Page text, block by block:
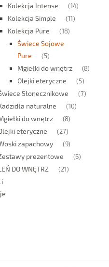
Kolekcja Intense (14)
Kolekcja Simple (11)
Kolekcja Pure (18)
Świece Sojowe
Pure
(5)
Mgiełki do wnętrz (8)
Olejki eteryczne (5)
Słonecznikowe (7)
naturalne (10)
do wnętrz (8)
eteryczne (27)
zapachowy (9)
prezentowe (6)
DO WNĘTRZ (21)